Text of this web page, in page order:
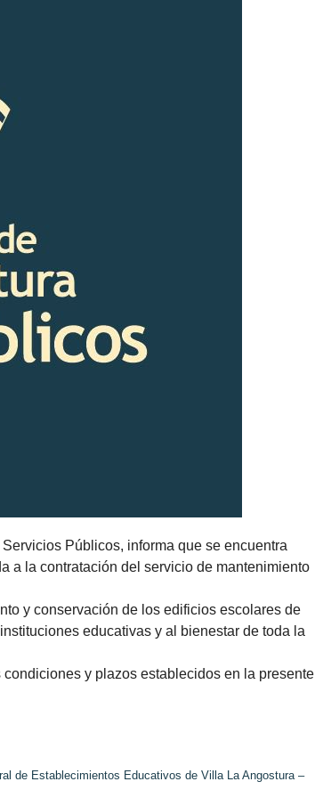
Públicos, informa que se encuentra
a la contratación del servicio de mantenimiento
y conservación de los edificios escolares de
educativas y al bienestar de toda la
y plazos establecidos en la presente
de Establecimientos Educativos de Villa La Angostura –